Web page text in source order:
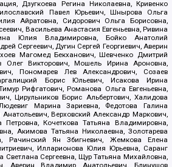
Дзугкоева Регина Николаевна, Кривенко
Павел Юрьевич, Шнырова Ольга
Айратовна, Сидорович Ольга Борисовна,
Васильева Анастасия Евгеньевна, Ривина
Юлия Владимировна, Бойко Анатолий
Сергеевич, Дугин Сергей Георгиевич, Аверин
Магомед Бекханович, Шевченко Дмитрий
Олег Викторович, Мошель Ирина Ароновна,
Пономарев Лев Александрович, Созаев
Борис Юльевич, Исакова Ирина
Рифгатович, Романова Ольга Евгеньевна,
Цирульников Борис Альбертович, Халидова
Марина Зариевна, Федотова Галина
Верховский Александр Маркович,
Петровна, Кочеткова Татьяна Владимировна,
Акимова Татьяна Николаевна, Золотарева
Рачинский Ян Збигневич, Жемкова Елена
Илларионова Юлия Юрьевна, Саранг
Светлана Сергеевна, Щур Татьяна Михайловна,
Аверин Владимир Анатольевич, Блинушов